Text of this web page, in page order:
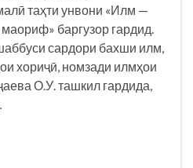
таҳти унвони «Илм —
баргузор гардид.
сардори бахши илм,
хориҷӣ, номзади илмҳои
О.У. ташкил гардида,